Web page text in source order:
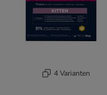
4 Varianten